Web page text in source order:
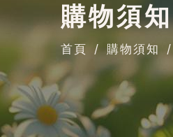
購物須知
首頁 購物須知